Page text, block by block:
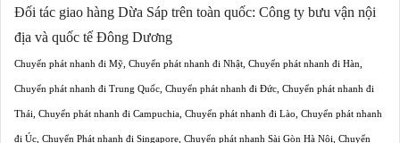
Đối tác giao hàng Dừa Sáp trên toàn quốc: Công ty bưu vận nội
địa và quốc tế Đông Dương
Chuyển phát nhanh đi Mỹ Chuyển phát nhanh đi Nhật Chuyển phát nhanh đi Hàn
Chuyển phát nhanh đi Trung Quốc Chuyển phát nhanh đi Đức Chuyển phát nhanh đi
Thái Chuyển phát nhanh đi Campuchia Chuyển phát nhanh đi Lào Chuyển phát nhanh
đi Úc Chuyển Phát nhanh đi Singapore Chuyển phát nhanh Sài Gòn Hà Nội Chuyển